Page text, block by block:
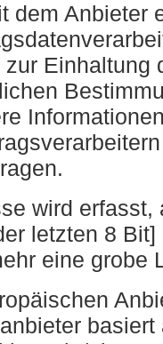
dem Anbieter
Einhaltung
wird erfasst,
letzten 8
eine grobe
basiert